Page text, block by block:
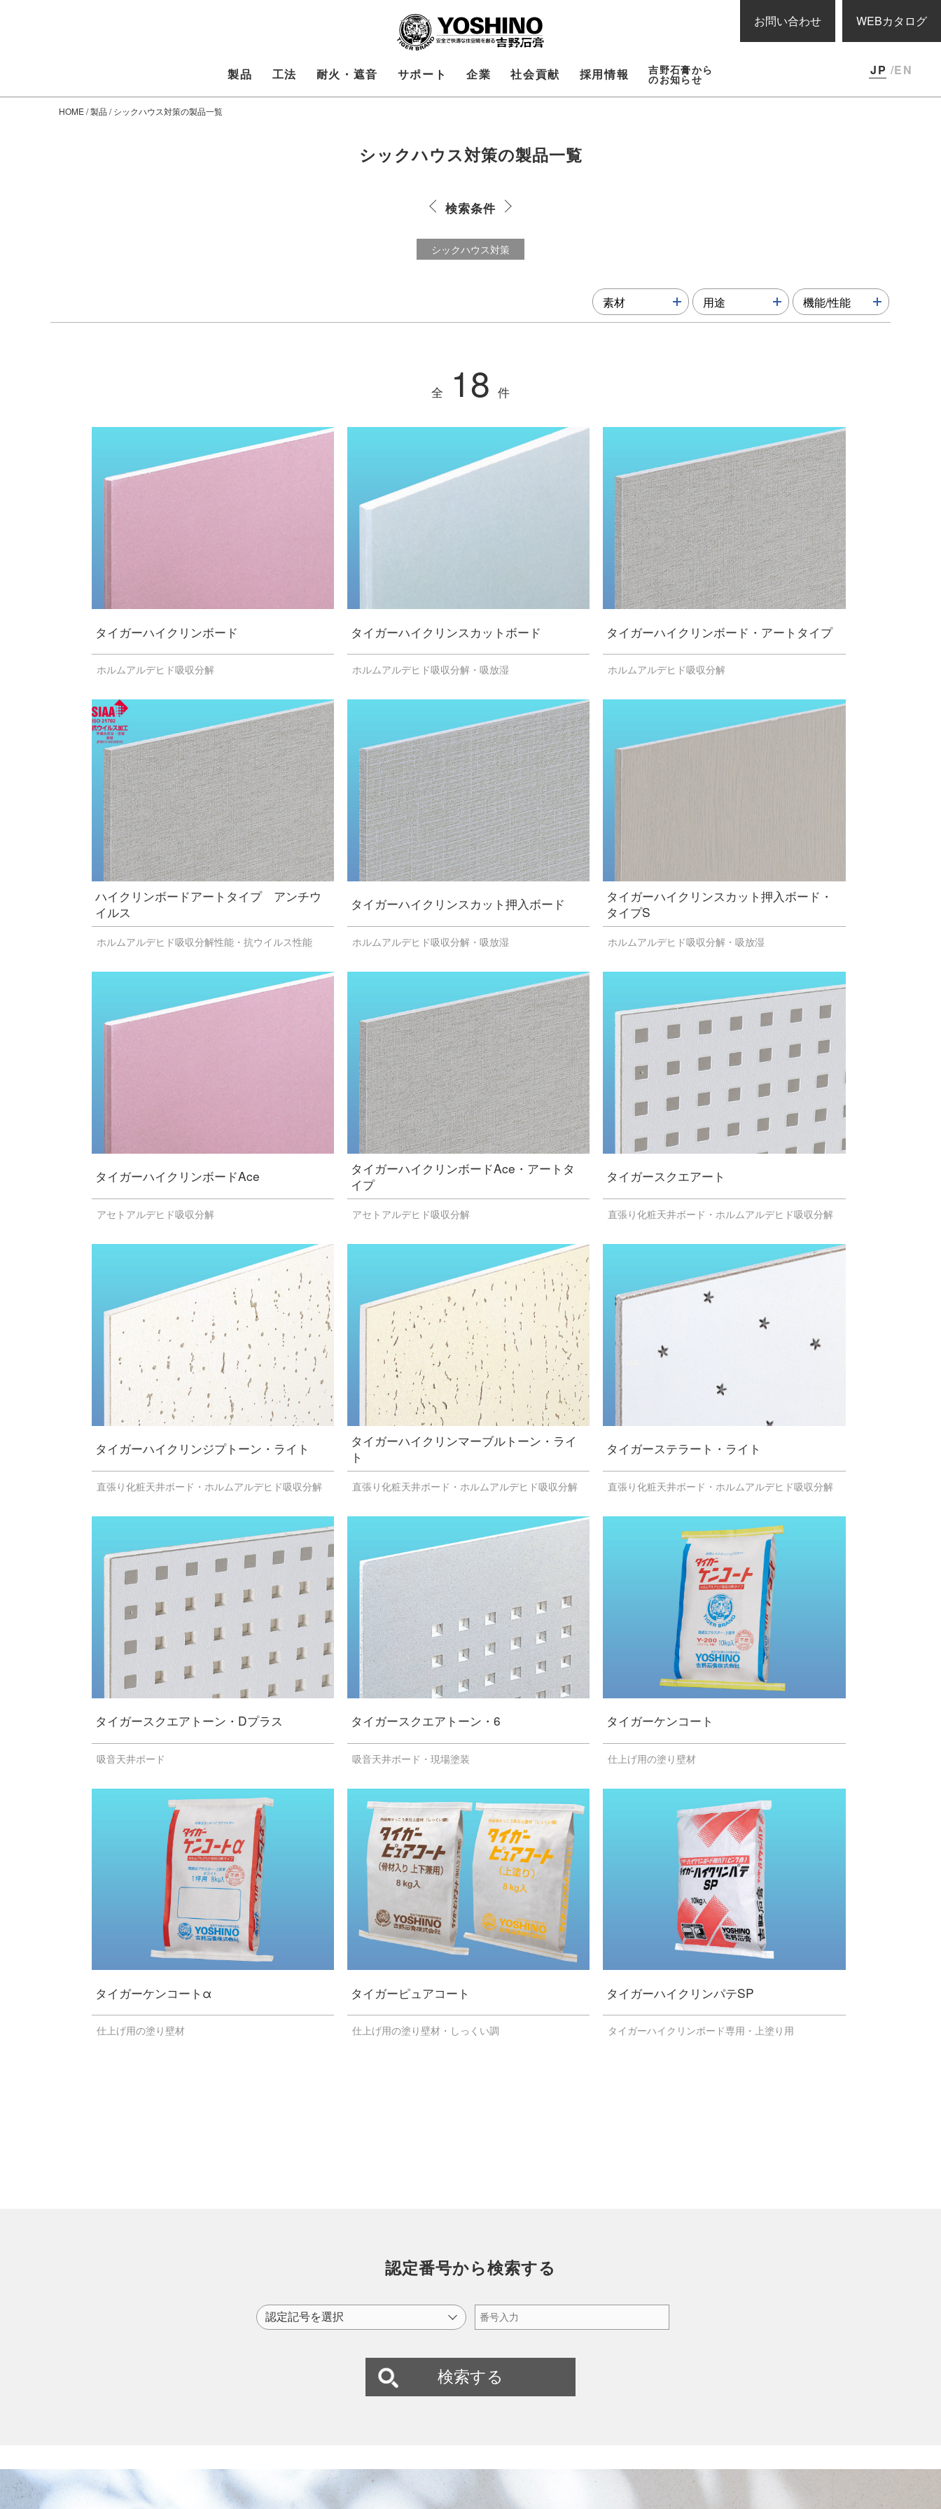
JP /EN
製品 工法 耐火・遮音 サポート 企業 社会貢献 採用情報 吉野石膏から
のお知らせ
お問い合わせ WEBカタログ
HOME/製品 / シックハウス対策の製品一覧
シックハウス対策の製品一覧
検索条件
シックハウス対策
素材 用途 機能/性能
全 18 件
タイガーハイクリンボード
ホルムアルデヒド吸収分解
タイガーハイクリンスカットボード
ホルムアルデヒド吸収分解・吸放湿
タイガーハイクリンボード・アートタイプ
ホルムアルデヒド吸収分解
ハイクリンボードアートタイプ アンチウ
イルス
ホルムアルデヒド吸収分解性能・抗ウイルス性能
タイガーハイクリンスカット押入ボード
ホルムアルデヒド吸収分解・吸放湿
タイガーハイクリンスカット押入ボード・
タイプS
ホルムアルデヒド吸収分解・吸放湿
タイガーハイクリンボードAce
アセトアルデヒド吸収分解
タイガーハイクリンボードAce・アートタ
イプ
アセトアルデヒド吸収分解
タイガースクエアート
直張り化粧天井ボード・ホルムアルデヒド吸収分解
タイガーハイクリンジプトーン・ライト
直張り化粧天井ボード・ホルムアルデヒド吸収分解
タイガーハイクリンマーブルトーン・ライ
ト
直張り化粧天井ボード・ホルムアルデヒド吸収分解
タイガーステラート・ライト
直張り化粧天井ボード・ホルムアルデヒド吸収分解
タイガースクエアトーン・Dプラス
吸音天井ボード
タイガースクエアトーン・6
吸音天井ボード・現場塗装
タイガーケンコート
仕上げ用の塗り壁材
タイガーケンコートα
仕上げ用の塗り壁材
タイガーピュアコート
仕上げ用の塗り壁材・しっくい調
タイガーハイクリンパテSP
タイガーハイクリンボード専用・上塗り用
認定番号から検索する